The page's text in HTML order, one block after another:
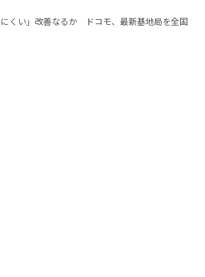
にくい」改善なるか ドコモ、最新基地局を全国